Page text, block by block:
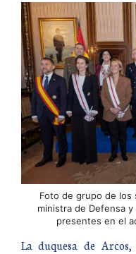
Foto de grupo de
ministra de Defensa
presentes en el
La duquesa de